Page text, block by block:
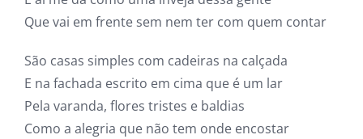
Que vai em frente sem nem ter com quem contar
São casas simples com cadeiras na calçada
E na fachada escrito em cima que é um lar
Pela varanda, flores tristes e baldias
Como a alegria que não tem onde encostar